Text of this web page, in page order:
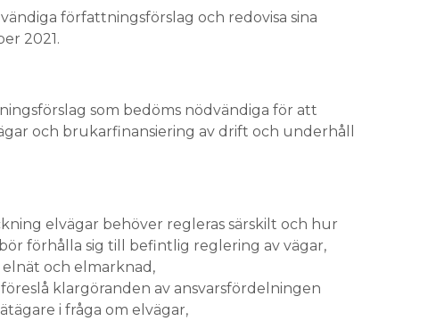
författnings­förslag och redovisa sina
2021.
som bedöms nödvändiga för att
och brukarfinansiering av drift och underhåll
elvägar behöver regleras särskilt och hur
förhålla sig till befintlig reglering av vägar,
och elmarknad,
klargöranden av ansvarsfördelningen
i fråga om elvägar,